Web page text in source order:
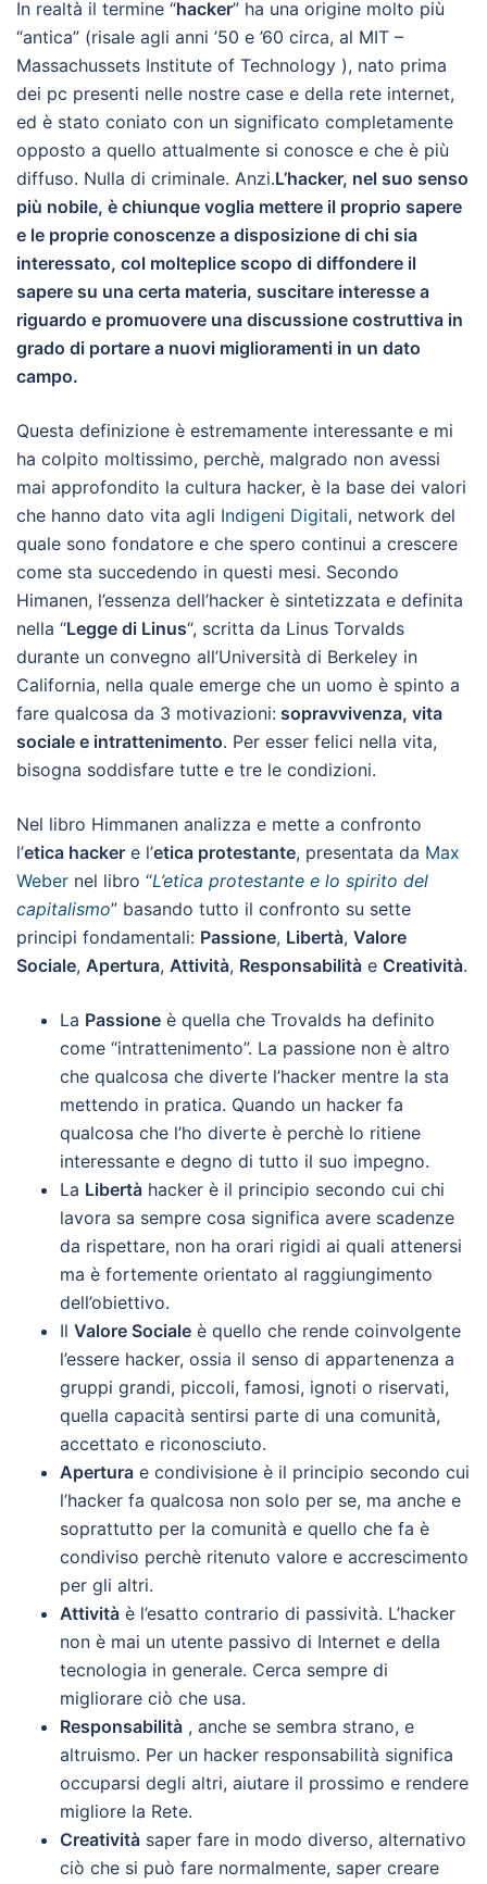
In realtà il termine “hacker” ha una origine molto più
“antica” (risale agli anni ’50 e ’60 circa, al MIT –
Massachussets Institute of Technology ), nato prima
dei pc presenti nelle nostre case e della rete internet,
ed è stato coniato con un significato completamente
opposto a quello attualmente si conosce e che è più
diffuso. Nulla di criminale. Anzi.L’hacker, nel suo senso
più nobile, è chiunque voglia mettere il proprio sapere
e le proprie conoscenze a disposizione di chi sia
interessato, col molteplice scopo di diffondere il
sapere su una certa materia, suscitare interesse a
riguardo e promuovere una discussione costruttiva in
grado di portare a nuovi miglioramenti in un dato
campo.
Questa definizione è estremamente interessante e mi
ha colpito moltissimo, perchè, malgrado non avessi
mai approfondito la cultura hacker, è la base dei valori
che hanno dato vita agli Indigeni Digitali, network del
quale sono fondatore e che spero continui a crescere
come sta succedendo in questi mesi. Secondo
Himanen, l’essenza dell’hacker è sintetizzata e definita
nella “Legge di Linus“, scritta da Linus Torvalds
durante un convegno all’Università di Berkeley in
California, nella quale emerge che un uomo è spinto a
fare qualcosa da 3 motivazioni: sopravvivenza, vita
sociale e intrattenimento. Per esser felici nella vita,
bisogna soddisfare tutte e tre le condizioni.
Nel libro Himmanen analizza e mette a confronto
l’etica hacker e l’etica protestante, presentata da Max
Weber nel libro “L’etica protestante e lo spirito del
capitalismo” basando tutto il confronto su sette
principi fondamentali: Passione, Libertà, Valore
Sociale, Apertura, Attività, Responsabilità e Creatività.
La Passione è quella che Trovalds ha definito
come “intrattenimento”. La passione non è altro
che qualcosa che diverte l’hacker mentre la sta
mettendo in pratica. Quando un hacker fa
qualcosa che l’ho diverte è perchè lo ritiene
interessante e degno di tutto il suo impegno.
La Libertà hacker è il principio secondo cui chi
lavora sa sempre cosa significa avere scadenze
da rispettare, non ha orari rigidi ai quali attenersi
ma è fortemente orientato al raggiungimento
dell’obiettivo.
Il Valore Sociale è quello che rende coinvolgente
l’essere hacker, ossia il senso di appartenenza a
gruppi grandi, piccoli, famosi, ignoti o riservati,
quella capacità sentirsi parte di una comunità,
accettato e riconosciuto.
Apertura e condivisione è il principio secondo cui
l’hacker fa qualcosa non solo per se, ma anche e
soprattutto per la comunità e quello che fa è
condiviso perchè ritenuto valore e accrescimento
per gli altri.
Attività è l’esatto contrario di passività. L’hacker
non è mai un utente passivo di Internet e della
tecnologia in generale. Cerca sempre di
migliorare ciò che usa.
Responsabilità , anche se sembra strano, e
altruismo. Per un hacker responsabilità significa
occuparsi degli altri, aiutare il prossimo e rendere
migliore la Rete.
Creatività saper fare in modo diverso, alternativo
ciò che si può fare normalmente, saper creare